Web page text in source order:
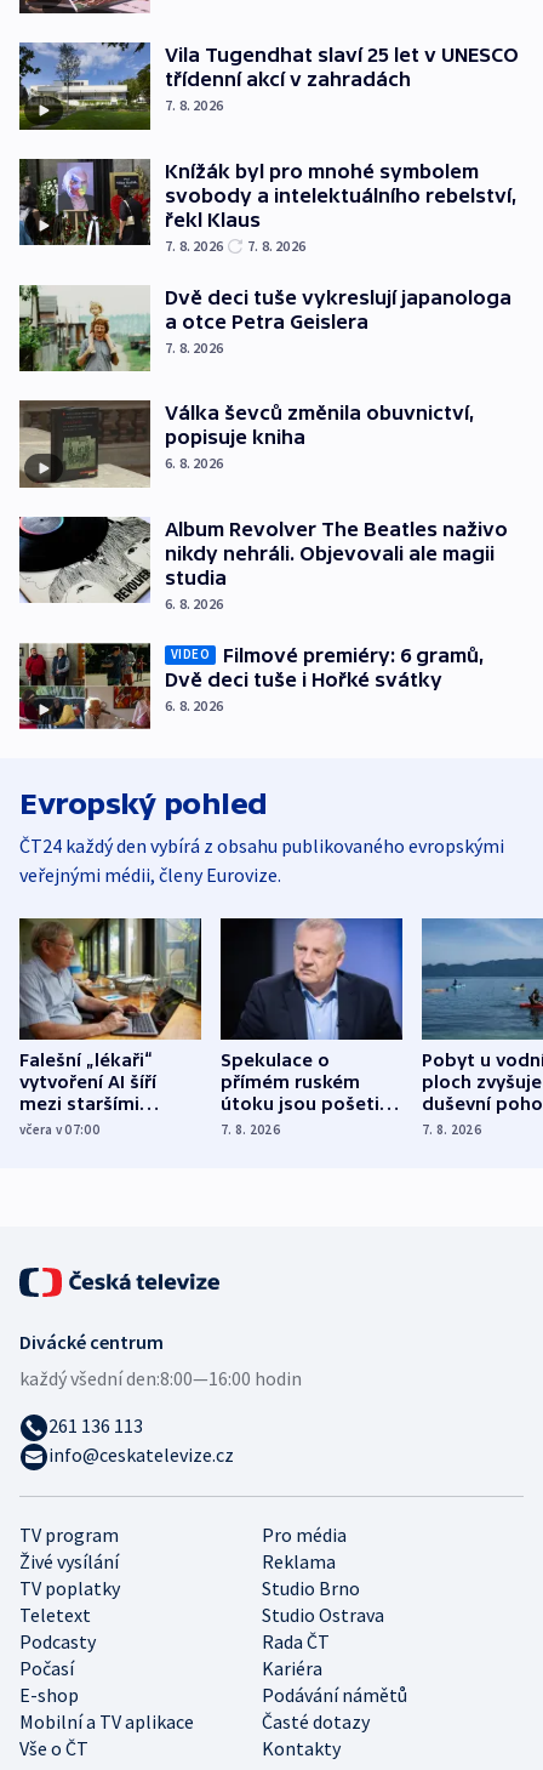
Vila Tugendhat slaví 25 let v UNESCO
třídenní akcí v zahradách
7. 8. 2026
Knížák byl pro mnohé symbolem
svobody a intelektuálního rebelství,
řekl Klaus
7. 8. 2026 7. 8. 2026
Dvě deci tuše vykreslují japanologa
a otce Petra Geislera
7. 8. 2026
Válka ševců změnila obuvnictví,
popisuje kniha
6. 8. 2026
Album Revolver The Beatles naživo
nikdy nehráli. Objevovali ale magii
studia
6. 8. 2026
VIDEO
Filmové premiéry: 6 gramů,
Dvě deci tuše i Hořké svátky
6. 8. 2026
Evropský pohled
ČT24 každý den vybírá z obsahu publikovaného evropskými
veřejnými médii, členy Eurovize.
Falešní „lékaři“
vytvoření AI šíří
mezi staršími
Poláky nebezpečné
včera v 07:00
Spekulace o
přímém ruském
útoku jsou pošetilé,
míní estonský
7. 8. 2026
Pobyt u
ploch zvyšuje
duševní
ukázala
7. 8. 2026
TV program
Pro média
Živé vysílání
Reklama
TV poplatky
Studio Brno
Teletext
Studio Ostrava
Podcasty
Rada ČT
Počasí
Kariéra
E-shop
Podávání námětů
Mobilní a TV aplikace
Časté dotazy
Vše o ČT
Kontakty
Divácké centrum
každý všední den:8:00—16:00 hodin
261 136 113
info@ceskatelevize.cz